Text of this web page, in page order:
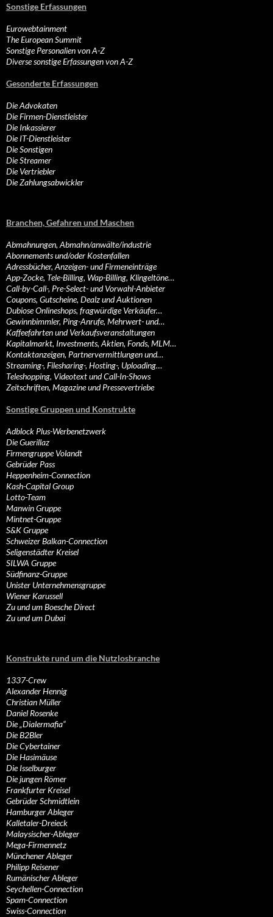
Sonstige Erfassungen
Eurowebtainment
The European Summit
Sonstige Personalien von A-Z
Diverse sonstige Erfassungen von A-Z
Gesonderte Erfassungen
Die Advokaten
Die Firmen-Dienstleister
Die Inkassierer
Die IT-Dienstleister
Die Sonstigen
Die Streamer
Die Vertriebler
Die Zahlungsabwickler
Branchen, Gefahren und Maschen
Abmahnungen, Abmahn/anwälte/industrie
Abonnements und/oder Kostenfallen
Adressbücher, Anzeigen- und Firmeneinträge
App-Zocke, Tele-Billing, Wap-Billing, Klingeltöne…
Call-by-Call-, Pre-Select- und Vorwahl-Anbieter
Coupons, Gutscheine, Dealz und Auktionen
Dubiose Onlineshops, fragwürdige Verkäufer…
Gewinnbimmler, Ping-Anrufe, Mehrwert- und…
Kaffeefahrten und Verkaufsveranstaltungen
Kapitalmarkt, Investments, Aktien, Fonds, MLM…
Kontaktanzeigen, Partnervermittlungen und…
Streaming-, Filesharing-, Hosting-, Uploading…
Teleshopping, Videotext und Call-In-Shows
Zeitschriften, Magazine und Pressevertriebe
Sonstige Gruppen und Konstrukte
Adblock Plus-Werbenetzwerk
Die Guerillaz
Firmengruppe Volandt
Gebrüder Pass
Heppenheim-Connection
Kash-Capital Group
Lotto-Team
Manwin Gruppe
Mintnet-Gruppe
S&K Gruppe
Schweizer Balkan-Connection
Seligenstädter Kreisel
SILWA Gruppe
Südfinanz-Gruppe
Unister Unternehmensgruppe
Wiener Karussell
Zu und um Boesche Direct
Zu und um Dubai
Konstrukte rund um die Nutzlosbranche
1337-Crew
Alexander Hennig
Christian Müller
Daniel Rosenke
Die „Dialermafia“
Die B2Bler
Die Cybertainer
Die Hasimäuse
Die Isselburger
Die jungen Römer
Frankfurter Kreisel
Gebrüder Schmidtlein
Hamburger Ableger
Kalletaler-Dreieck
Malaysischer-Ableger
Mega-Firmennetz
Münchener Ableger
Philipp Reisener
Rumänischer Ableger
Seychellen-Connection
Spam-Connection
Swiss-Connection